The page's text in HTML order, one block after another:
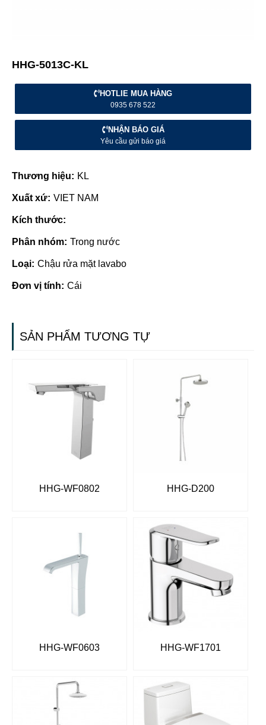
HHG-5013C-KL
HOTLIE MUA HÀNG
0935 678 522
NHẬN BÁO GIÁ
Yêu cầu gửi báo giá
Thương hiệu: KL
Xuất xứ: VIET NAM
Kích thước:
Phân nhóm: Trong nước
Loại: Chậu rửa mặt lavabo
Đơn vị tính: Cái
SẢN PHẨM TƯƠNG TỰ
HHG-WF0802 HHG-D200
HHG-WF0603 HHG-WF1701